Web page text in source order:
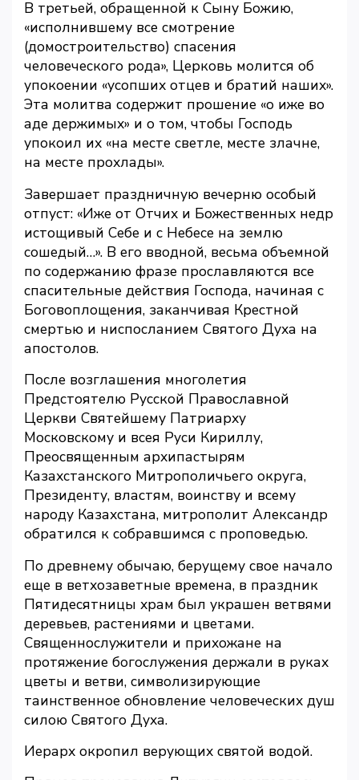
В третьей, обращенной к Сыну Божию,
«исполнившему все смотрение
(домостроительство) спасения
человеческого рода», Церковь молится об
упокоении «усопших отцев и братий наших».
Эта молитва содержит прошение «о иже во
аде держимых» и о том, чтобы Господь
упокоил их «на месте светле, месте злачне,
на месте прохлады».
Завершает праздничную вечерню особый
отпуст: «Иже от Отчих и Божественных недр
истощивый Себе и с Небесе на землю
сошедый…». В его вводной, весьма объемной
по содержанию фразе прославляются все
спасительные действия Господа, начиная с
Боговоплощения, заканчивая Крестной
смертью и ниспосланием Святого Духа на
апостолов.
После возглашения многолетия
Предстоятелю Русской Православной
Церкви Святейшему Патриарху
Московскому и всея Руси Кириллу,
Преосвященным архипастырям
Казахстанского Митрополичьего округа,
Президенту, властям, воинству и всему
народу Казахстана, митрополит Александр
обратился к собравшимся с проповедью.
По древнему обычаю, берущему свое начало
еще в ветхозаветные времена, в праздник
Пятидесятницы храм был украшен ветвями
деревьев, растениями и цветами.
Священнослужители и прихожане на
протяжение богослужения держали в руках
цветы и ветви, символизирующие
таинственное обновление человеческих душ
силою Святого Духа.
Иерарх окропил верующих святой водой.